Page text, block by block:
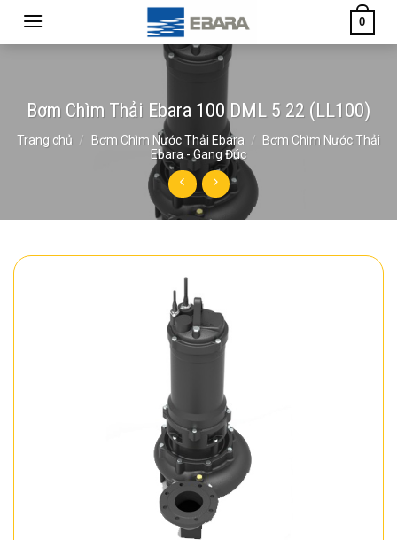
0
Bơm Chìm Thải Ebara 100 DML 5 22 (LL100)
Trang chủ / Bơm Chìm Nước Thải Ebara /
Bơm Chìm Nước Thải
Ebara - Gang Đúc